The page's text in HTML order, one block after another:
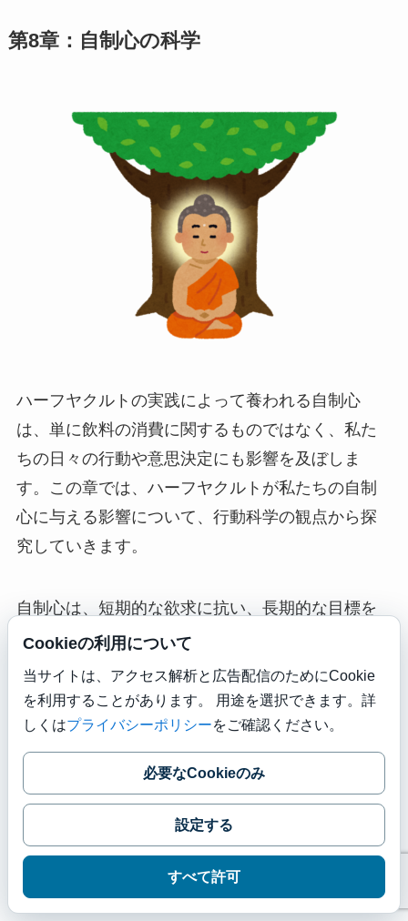
第8章：自制心の科学
ハーフヤクルトの実践によって養われる自制心
は、単に飲料の消費に関するものではなく、私た
ちの日々の行動や意思決定にも影響を及ぼしま
す。この章では、ハーフヤクルトが私たちの自制
心に与える影響について、行動科学の観点から探
究していきます。
自制心は、短期的な欲求に抗い、長期的な目標を
達成するために必要な能力です。ハーフヤクルト
の実践は、この自制心を日々の生活の中で練習す
る機会を提供してくれます。小さな行動―半分の
ヤクルトを残すこと―が、大きな自己制御の訓練
につながるのです。
心理学的研究によると、自制心は「意志の筋肉」
とも言えます。この筋肉を鍛えるためには、継続
的な訓練が必要です。ハーフヤクルトを残すとい
う日々の小さな行動は、この意志の筋肉を強化
Cookieの利用について
当サイトは、アクセス解析と広告配信のためにCookie
を利用することがあります。 用途を選択できます。詳
しくはプライバシーポリシーをご確認ください。
必要なCookieのみ
設定する
すべて許可